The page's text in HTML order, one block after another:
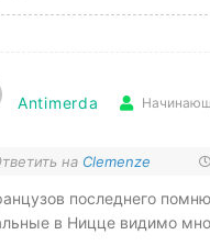
Antimerda
на Clemenze
последнего
в Ницце видимо